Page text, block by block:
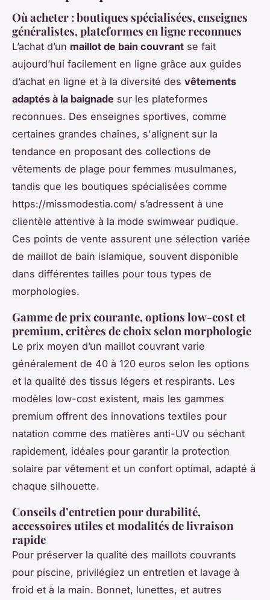
Où acheter : boutiques spécialisées, enseignes
généralistes, plateformes en ligne reconnues
L’achat d’un maillot de bain couvrant se fait
aujourd’hui facilement en ligne grâce aux guides
d’achat en ligne et à la diversité des vêtements
adaptés à la baignade sur les plateformes
reconnues. Des enseignes sportives, comme
certaines grandes chaînes, s'alignent sur la
tendance en proposant des collections de
vêtements de plage pour femmes musulmanes,
tandis que les boutiques spécialisées comme
https://missmodestia.com/ s’adressent à une
clientèle attentive à la mode swimwear pudique.
Ces points de vente assurent une sélection variée
de maillot de bain islamique, souvent disponible
dans différentes tailles pour tous types de
morphologies.
Gamme de prix courante, options low-cost et
premium, critères de choix selon morphologie
Le prix moyen d’un maillot couvrant varie
généralement de 40 à 120 euros selon les options
et la qualité des tissus légers et respirants. Les
modèles low-cost existent, mais les gammes
premium offrent des innovations textiles pour
natation comme des matières anti-UV ou séchant
rapidement, idéales pour garantir la protection
solaire par vêtement et un confort optimal, adapté à
chaque silhouette.
Conseils d’entretien pour durabilité,
accessoires utiles et modalités de livraison
rapide
Pour préserver la qualité des maillots couvrants
pour piscine, privilégiez un entretien et lavage à
froid et à la main. Bonnet, lunettes, et autres